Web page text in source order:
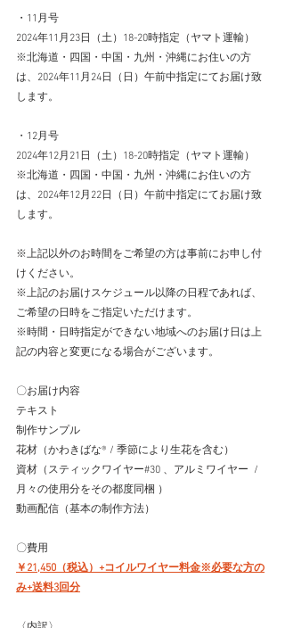
​・11月号
2024年11月23日（土）18-20時指定（ヤマト運輸）
※北海道・四国・中国・九州・沖縄にお住いの方
は、2024年11月24日（日）午前中指定にてお届け致
します。
​・12月号
2024年12月21 日（土）18-20時指定（ヤマト運輸）
※北海道・四国・中国・九州・沖縄にお住いの方
は、2024年12月22日（日）午前中指定にてお届け致
します。
※上記以外のお時間をご希望の方は事前にお申し付
けください。
※上記のお届けスケジュール以降の日程であれば、
ご希望の日時をご指定いただけます。
※時間・日時指定ができない地域へのお届け日は上
記の内容と変更になる場合がございます。
〇お届け内容
テキスト
制作サンプル
花材（かわきばな®︎ / 季節により生花を含む）
資材（スティックワイヤー#30 、アルミワイヤー  /
月々の使用分をその都度同梱 ）
動画配信（基本の制作方法）
〇費用
￥21,450（税込）+コイルワイヤー料金※必要な方の
み+送料3回分